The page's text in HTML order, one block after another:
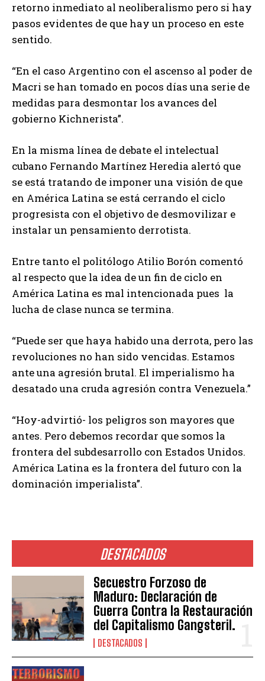
DESTACADOS
Secuestro Forzoso de
Maduro: Declaración de
Guerra Contra la Restauración
del Capitalismo Gangsteril.
DESTACADOS
retorno inmediato al neoliberalismo pero si hay
pasos evidentes de que hay un proceso en este
sentido.
“En el caso Argentino con el ascenso al poder de
Macri se han tomado en pocos días una serie de
medidas para desmontar los avances del
gobierno Kichnerista”.
En la misma línea de debate el intelectual
cubano Fernando Martínez Heredia alertó que
se está tratando de imponer una visión de que
en América Latina se está cerrando el ciclo
progresista con el objetivo de desmovilizar e
instalar un pensamiento derrotista.
Entre tanto el politólogo Atilio Borón comentó
al respecto que la idea de un fin de ciclo en
América Latina es mal intencionada pues la
lucha de clase nunca se termina.
“Puede ser que haya habido una derrota, pero las
revoluciones no han sido vencidas. Estamos
ante una agresión brutal. El imperialismo ha
desatado una cruda agresión contra Venezuela.”
“Hoy-advirtió- los peligros son mayores que
antes. Pero debemos recordar que somos la
frontera del subdesarrollo con Estados Unidos.
América Latina es la frontera del futuro con la
dominación imperialista”.